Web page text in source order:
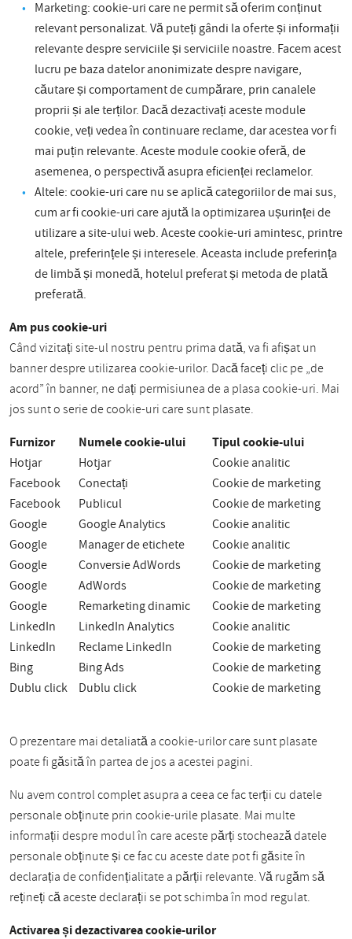
Marketing: cookie-uri care ne permit să oferim conținut
relevant personalizat. Vă puteți gândi la oferte și informații
relevante despre serviciile și serviciile noastre. Facem acest
lucru pe baza datelor anonimizate despre navigare,
căutare și comportament de cumpărare, prin canalele
proprii și ale terților. Dacă dezactivați aceste module
cookie, veți vedea în continuare reclame, dar acestea vor fi
mai puțin relevante. Aceste module cookie oferă, de
asemenea, o perspectivă asupra eficienței reclamelor.
Altele: cookie-uri care nu se aplică categoriilor de mai sus,
cum ar fi cookie-uri care ajută la optimizarea ușurinței de
utilizare a site-ului web. Aceste cookie-uri amintesc, printre
altele, preferințele și interesele. Aceasta include preferința
de limbă și monedă, hotelul preferat și metoda de plată
preferată.
Am pus cookie-uri
Când vizitați site-ul nostru pentru prima dată, va fi afișat un
banner despre utilizarea cookie-urilor. Dacă faceți clic pe „de
acord” în banner, ne dați permisiunea de a plasa cookie-uri. Mai
jos sunt o serie de cookie-uri care sunt plasate.
Furnizor Numele cookie-ului Tipul cookie-ului
Hotjar Hotjar
Cookie analitic
Facebook
Conectați
Cookie de marketing
Facebook
Publicul
Cookie de marketing
Google
Google Analytics
Cookie analitic
Google
Manager de etichete
Cookie analitic
Google
Conversie AdWords
Cookie de marketing
Google
AdWords
Cookie de marketing
Google
Remarketing dinamic
Cookie de marketing
LinkedIn
LinkedIn Analytics
Cookie analitic
LinkedIn
Reclame LinkedIn
Cookie de marketing
Bing
Bing Ads
Cookie de marketing
Dublu click
Dublu click Cookie de marketing
O prezentare mai detaliată a cookie-urilor care sunt plasate
poate fi găsită în partea de jos a acestei pagini.
Nu avem control complet asupra a ceea ce fac terții cu datele
personale obținute prin cookie-urile plasate. Mai multe
informații despre modul în care aceste părți stochează datele
personale obținute și ce fac cu aceste date pot fi găsite în
declarația de confidențialitate a părții relevante. Vă rugăm să
rețineți că aceste declarații se pot schimba în mod regulat.
Activarea și dezactivarea cookie-urilor